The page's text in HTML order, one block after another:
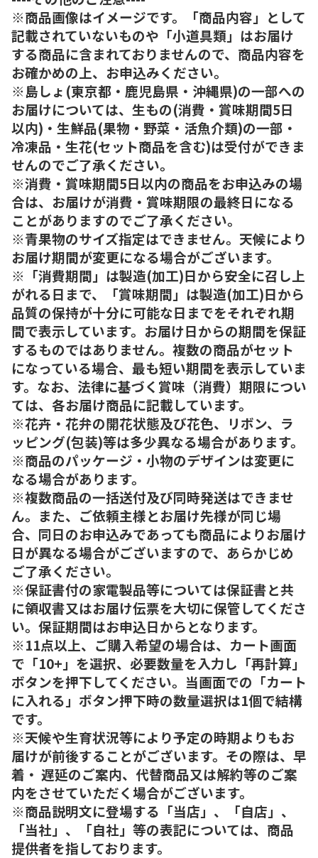
※商品画像はイメージです。「商品内容」として
記載されていないものや「小道具類」はお届け
する商品に含まれておりませんので、商品内容を
お確かめの上、お申込みください。
※島しょ(東京都・鹿児島県・沖縄県)の一部への
お届けについては、生もの(消費・賞味期間5日
以内)・生鮮品(果物・野菜・活魚介類)の一部・
冷凍品・生花(セット商品を含む)は受付ができま
せんのでご了承ください。
※消費・賞味期間5日以内の商品をお申込みの場
合は、お届けが消費・賞味期限の最終日になる
ことがありますのでご了承ください。
※青果物のサイズ指定はできません。天候により
お届け期間が変更になる場合がございます。
※「消費期間」は製造(加工)日から安全に召し上
がれる日まで、「賞味期間」は製造(加工)日から
品質の保持が十分に可能な日までをそれぞれ期
間で表示しています。お届け日からの期間を保証
するものではありません。複数の商品がセット
になっている場合、最も短い期間を表示していま
す。なお、法律に基づく賞味（消費）期限につい
ては、各お届け商品に記載しています。
※花卉・花弁の開花状態及び花色、リボン、ラ
ッピング(包装)等は多少異なる場合があります。
※商品のパッケージ・小物のデザインは変更に
なる場合があります。
※複数商品の一括送付及び同時発送はできませ
ん。また、ご依頼主様とお届け先様が同じ場
合、同日のお申込みであっても商品によりお届け
日が異なる場合がございますので、あらかじめ
ご了承ください。
※保証書付の家電製品等については保証書と共
に領収書又はお届け伝票を大切に保管してくださ
い。保証期間はお申込日からとなります。
※11点以上、ご購入希望の場合は、カート画面
で「10+」を選択、必要数量を入力し「再計算」
ボタンを押下してください。当画面での「カート
に入れる」ボタン押下時の数量選択は1個で結構
です。
※天候や生育状況等により予定の時期よりもお
届けが前後することがございます。その際は、早
着・ 遅延のご案内、代替商品又は解約等のご案
内をさせていただく場合がございます。
※商品説明文に登場する「当店」、「自店」、
「当社」、「自社」等の表記については、商品
提供者を指しております。